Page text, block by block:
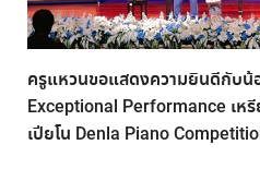
ครูแหวนขอแสดงความยินดีกับน้
Exceptional Performance เห
เปียโน Denla Piano